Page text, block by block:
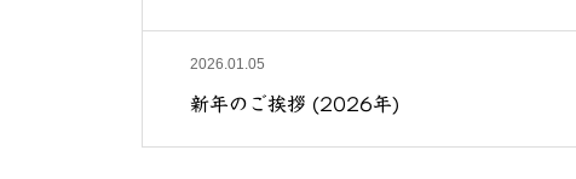
2026.01.05
新年のご挨拶 (2026年)